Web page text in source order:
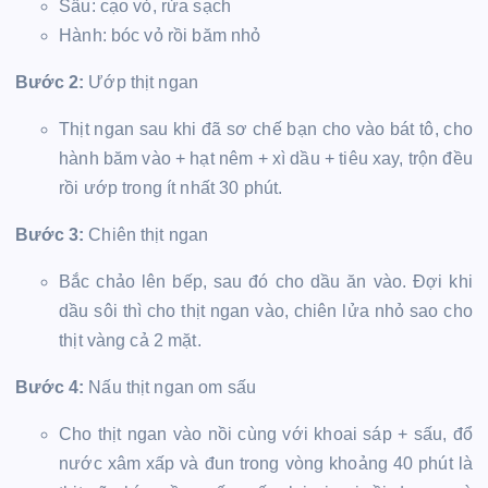
Sấu: cạo vỏ, rửa sạch
Hành: bóc vỏ rồi băm nhỏ
Bước 2: Ướp thịt ngan
Thịt ngan sau khi đã sơ chế bạn cho vào bát tô, cho
hành băm vào + hạt nêm + xì dầu + tiêu xay, trộn đều
rồi ướp trong ít nhất 30 phút.
Bước 3: Chiên thịt ngan
Bắc chảo lên bếp, sau đó cho dầu ăn vào. Đợi khi
dầu sôi thì cho thịt ngan vào, chiên lửa nhỏ sao cho
thịt vàng cả 2 mặt.
Bước 4: Nấu thịt ngan om sấu
Cho thịt ngan vào nồi cùng với khoai sáp + sấu, đổ
nước xâm xấp và đun trong vòng khoảng 40 phút là